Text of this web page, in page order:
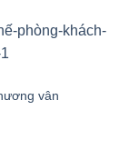
vân